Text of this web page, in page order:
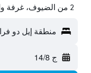
2 من الضيوف، غرفة واحدة
منطقة إيل دو
ج 14/8